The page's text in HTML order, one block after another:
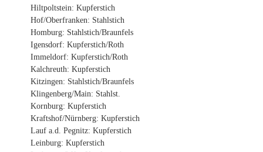
Hiltpoltstein: Kupferstich
Hof/Oberfranken: Stahlstich
Homburg: Stahlstich/Braunfels
Igensdorf: Kupferstich/Roth
Immeldorf: Kupferstich/Roth
Kalchreuth: Kupferstich
Kitzingen: Stahlstich/Braunfels
Klingenberg/Main: Stahlst.
Kornburg: Kupferstich
Kraftshof/Nürnberg: Kupferstich
Lauf a.d. Pegnitz: Kupferstich
Leinburg: Kupferstich